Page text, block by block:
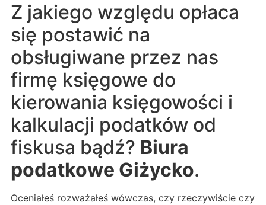
Z jakiego względu opłaca
się postawić na
obsługiwane przez nas
firmę księgowe do
kierowania księgowości i
kalkulacji podatków od
fiskusa bądź? Biura
podatkowe Giżycko.
Oceniałeś rozważałeś wówczas, czy rzeczywiście czy